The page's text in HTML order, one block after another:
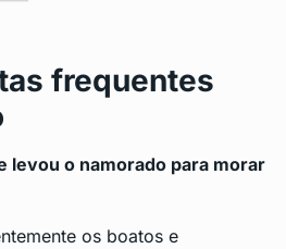
frequentes
levou o namorado para morar
os boatos e